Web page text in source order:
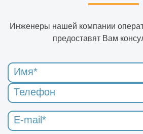
Инженеры нашей компании
предоставят Вам